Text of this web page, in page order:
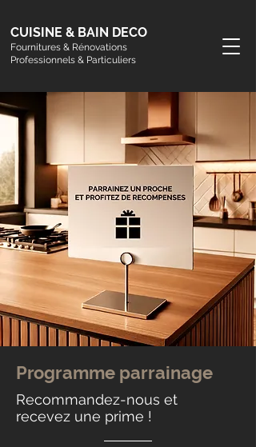
CUISINE & BAIN DECO
Fournitures & Rénovations
Professionnels & Particuliers
Programme parrainage
Recommandez-nous et
recevez une prime !